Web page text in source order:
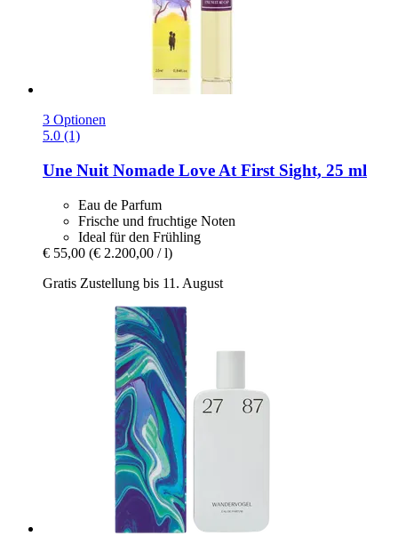
3 Optionen
5.0 (1)
Une Nuit Nomade Love At First Sight, 25 ml
Eau de Parfum
Frische und fruchtige Noten
Ideal für den Frühling
€ 55,00 (€ 2.200,00 / l)
Gratis Zustellung bis 11. August